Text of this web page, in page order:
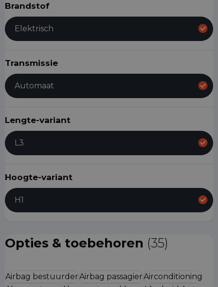
Brandstof
Elektrisch
Transmissie
Automaat
Lengte-variant
L3
Hoogte-variant
H1
Opties & toebehoren (35)
Airbag bestuurderAirbag passagierAirconditioning